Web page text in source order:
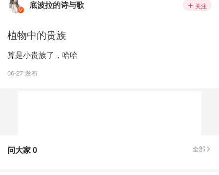
底波拉的诗与歌 关注
植物中的贵族
算是小贵族了，哈哈
06-27 发布
问大家0 全部